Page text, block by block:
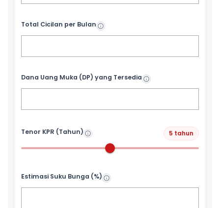
Total Cicilan per Bulan
Dana Uang Muka (DP) yang Tersedia
Tenor KPR (Tahun) 5 tahun
Estimasi Suku Bunga (%)